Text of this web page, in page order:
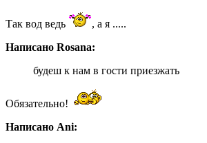
Так вод ведь
, а я .....
Написано Rosana:
будеш к нам в гости приезжать
Обязательно!
Написано Ani: